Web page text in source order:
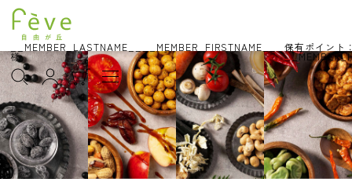
__MEMBER_LASTNAME__ __MEMBER_FIRSTNAME__
様
保有ポイント